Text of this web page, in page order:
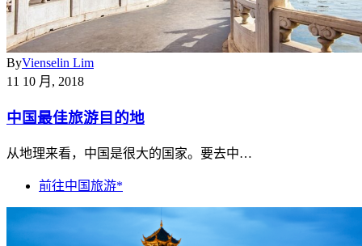
ByVienselin Lim
11 10 月, 2018
中国最佳旅游目的地
从地理来看，中国是很大的国家。要去中…
前往中国旅游*